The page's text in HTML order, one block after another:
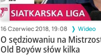
16 Czerwiec 2018, 19:08 Wideo
O sędziowaniu na
Old Boyów słów kilka